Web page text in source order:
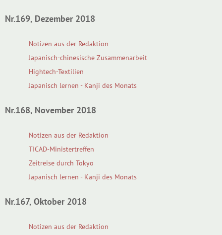
Nr.169, Dezember 2018
Notizen aus der Redaktion
Japanisch-chinesische Zusammenarbeit
Hightech-Textilien
Japanisch lernen - Kanji des Monats
Nr.168, November 2018
Notizen aus der Redaktion
TICAD-Ministertreffen
Zeitreise durch Tokyo
Japanisch lernen - Kanji des Monats
Nr.167, Oktober 2018
Notizen aus der Redaktion